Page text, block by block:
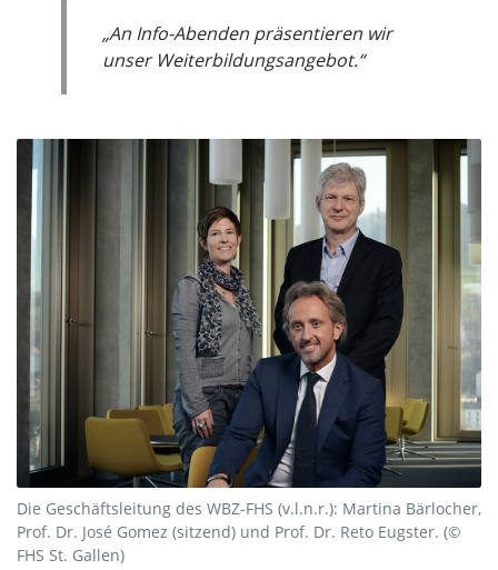
„An Info-Abenden präsentieren wir
unser Weiterbildungsangebot.“
Die Geschäftsleitung des WBZ-FHS (v.l.n.r.): Martina Bärlocher,
Prof. Dr. José Gomez (sitzend) und Prof. Dr. Reto Eugster. (©
FHS St. Gallen)